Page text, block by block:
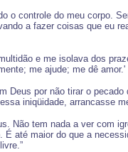
o controle do meu corpo.
a fazer coisas que eu
e me isolava dos
me ajude; me dê amor.'
Deus por não tirar o
iniqüidade, arrancasse
Não tem nada a ver com
É até maior do que a